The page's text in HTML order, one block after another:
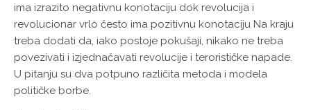
ima izrazito negativnu konotaciju dok revolucija i
revolucionar vrlo često ima pozitivnu konotaciju Na kraju
treba dodati da, iako postoje pokušaji, nikako ne treba
povezivati i izjednačavati revolucije i terorističke napade.
U pitanju su dva potpuno različita metoda i modela
političke borbe.